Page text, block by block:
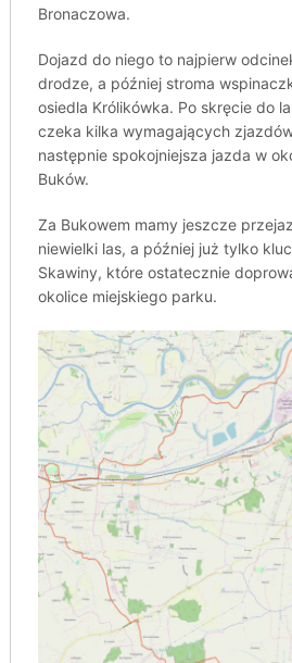
Bronaczowa.
Dojazd do niego to najpierw
drodze, a później stroma
osiedla Królikówka. Po skręcie do
czeka kilka wymagających
następnie spokojniejsza jazda w
Buków.
Za Bukowem mamy jeszcze
niewielki las, a później już tylko
Skawiny, które ostatecznie
okolice miejskiego parku.